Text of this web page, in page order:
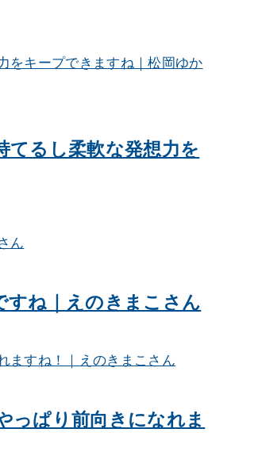
てるし柔軟な発想力を
すね｜えのきまこさん
っぱり前向きになれま